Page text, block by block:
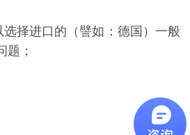
进口的（譬如：德国）一般
题；